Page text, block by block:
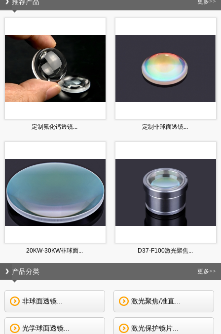
更多>>
定制氟化钙透镜... 定制非球面透镜...
20KW-30KW非球面... D37-F100激光聚焦...
更多>>
产品分类
非球面透镜... 激光聚焦/准直...
光学球面透镜... 激光保护镜片...